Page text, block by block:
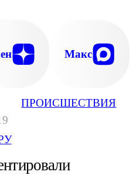
ПРОИСШЕСТВИЯ
Макс